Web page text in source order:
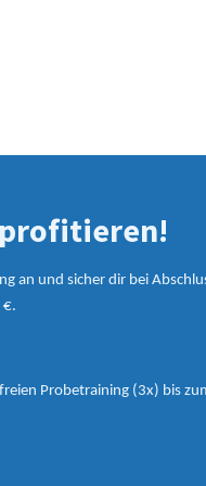
an und sicher dir bei
€.
Probetraining (3x) bis